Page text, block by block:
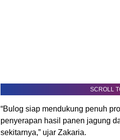
SCROLL
“Bulog siap mendukung penuh
penyerapan hasil panen jagung
sekitarnya,” ujar Zakaria.